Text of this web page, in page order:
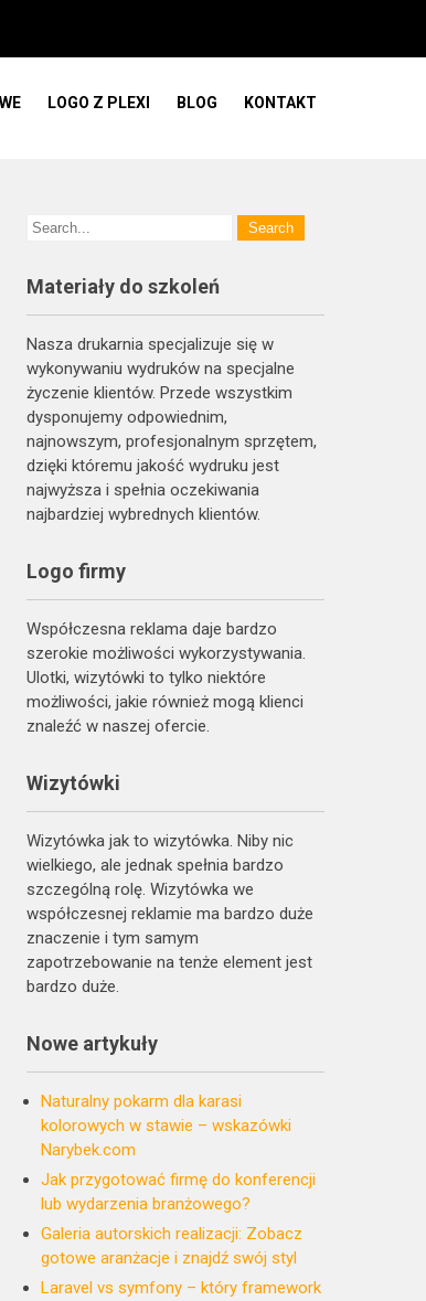
LOGO Z PLEXI BLOG KONTAKT
Materiały do szkoleń
Nasza drukarnia specjalizuje się w
wykonywaniu wydruków na specjalne
życzenie klientów. Przede wszystkim
dysponujemy odpowiednim,
najnowszym, profesjonalnym sprzętem,
dzięki któremu jakość wydruku jest
najwyższa i spełnia oczekiwania
najbardziej wybrednych klientów.
Logo firmy
Współczesna reklama daje bardzo
szerokie możliwości wykorzystywania.
Ulotki, wizytówki to tylko niektóre
możliwości, jakie również mogą klienci
znaleźć w naszej ofercie.
Wizytówki
Wizytówka jak to wizytówka. Niby nic
wielkiego, ale jednak spełnia bardzo
szczególną rolę. Wizytówka we
współczesnej reklamie ma bardzo duże
znaczenie i tym samym
zapotrzebowanie na tenże element jest
bardzo duże.
Nowe artykuły
Naturalny pokarm dla karasi
kolorowych w stawie – wskazówki
Narybek.com
Jak przygotować firmę do konferencji
lub wydarzenia branżowego?
Galeria autorskich realizacji: Zobacz
gotowe aranżacje i znajdź swój styl
Laravel vs symfony – który framework